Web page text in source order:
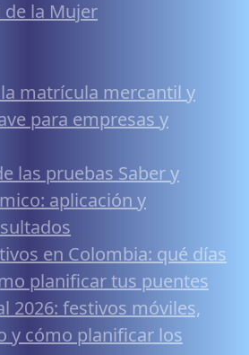
la Mujer
matrícula mercantil y
para empresas y
las pruebas Saber y
aplicación y
en Colombia: qué días
planificar tus puentes
2026: festivos móviles,
y cómo planificar los